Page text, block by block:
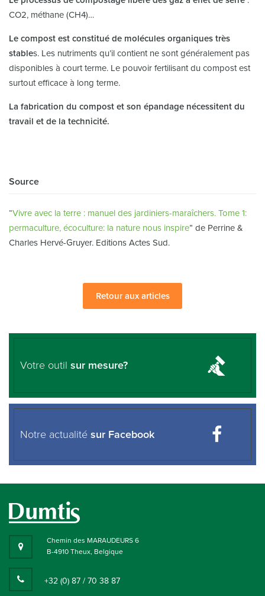
CO2, méthane (CH4)…
Le compost est constitué de molécules organiques très
stables. Les nutriments qu’il contient ne sont généralement pas
disponibles à court terme. Le pouvoir fertilisant du compost est
surtout efficace à long terme.
La fabrication du compost et son épandage nécessitent du
travail et de la technicité.
Source
“Vivre avec la terre : manuel des jardiniers-maraîchers. Tome 1:
permaculture, écoculture: la nature nous inspire” de Perrine &
Charles Hervé-Gruyer. Editions Actes Sud.
Retour aux articles
Votre outil sur mesure?
Notre actualité sur Facebook
Chemin des MARAUDEURS 6
B-4910 Theux, Belgique
+32 (0) 87 / 70 38 87